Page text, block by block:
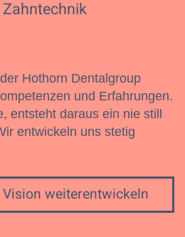
Hothorn Dentalgroup
und Erfahrungen.
entsteht daraus ein nie still
entwickeln uns stetig
weiterentwickeln